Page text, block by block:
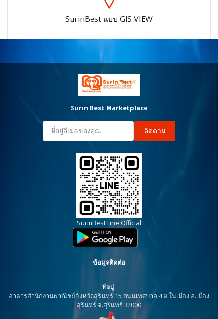
SurinBest แบบ GIS VIEW
Surin Best Marketplace
ติดตาม
SurinBest Line Official
ข้อมูลติดต่อ
ที่อยู่:
อาคารสำนักงานพาณิชย์จังหวัดสุรินทร์ 15 ถนนเทศบาล 4 ต.ในเมือง อ.เมือง
สุรินทร์ จ.สุรินทร์ 32000